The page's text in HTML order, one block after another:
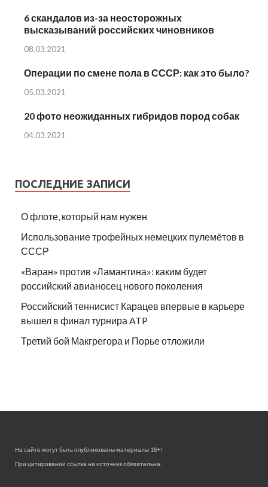
6 скандалов из-за неосторожных
высказываний российских чиновников
08.03.2021
Операции по смене пола в СССР: как это было?
05.03.2021
20 фото неожиданных гибридов пород собак
04.03.2021
ПОСЛЕДНИЕ ЗАПИСИ
О флоте, который нам нужен
Использование трофейных немецких пулемётов в
СССР
«Варан» против «Ламантина»: каким будет
российский авианосец нового поколения
Российский теннисист Карацев впервые в карьере
вышел в финал турнира ATP
Третий бой Макгрегора и Порье отложили
На сайте могут быть опубликованы материалы 18+!
При цитировании ссылка на источник обязательна.